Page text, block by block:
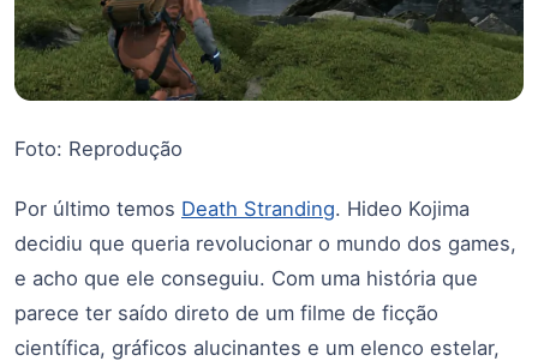
Foto: Reprodução
Por último temos Death Stranding. Hideo Kojima
decidiu que queria revolucionar o mundo dos games,
e acho que ele conseguiu. Com uma história que
parece ter saído direto de um filme de ficção
científica, gráficos alucinantes e um elenco estelar,